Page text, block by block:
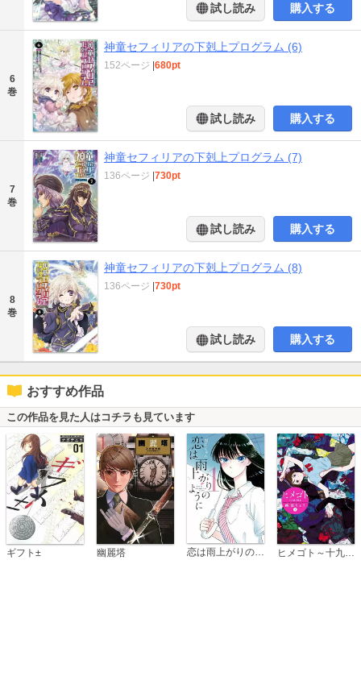
試し読み 購入する
6
巻
神童セフィリアの下剋上プログラム (6)
152ページ 680pt
試し読み 購入する
7
巻
神童セフィリアの下剋上プログラム (7)
136ページ 730pt
試し読み 購入する
8
巻
神童セフィリアの下剋上プログラム (8)
136ページ 730pt
試し読み 購入する
おすすめ作品
この作品を見た人はコチラも見ています
ギフト± 幽麗塔 恋は雨上がりのように